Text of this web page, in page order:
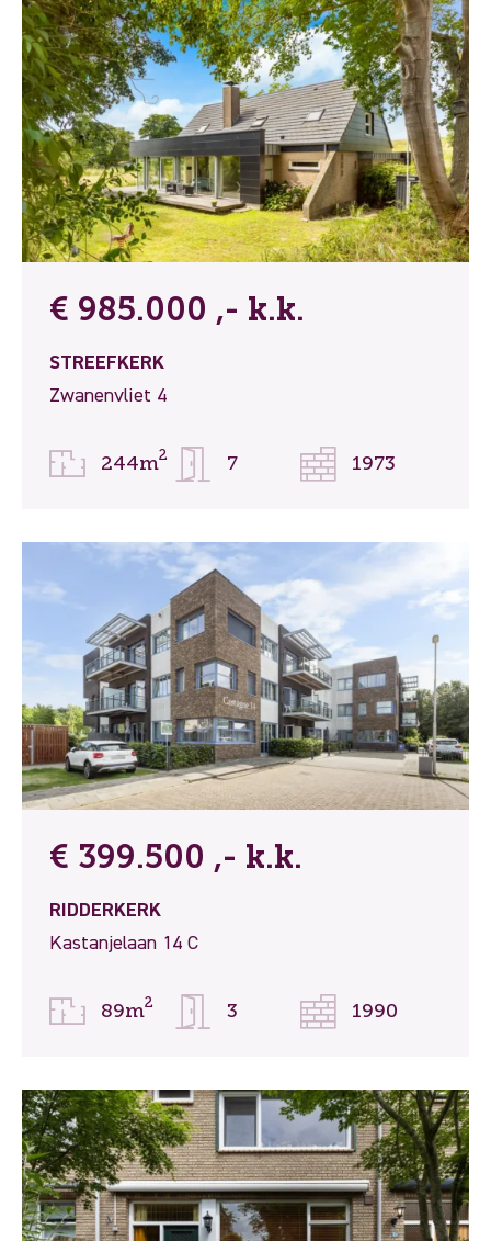
€ 985.000 ,- k.k.
STREEFKERK
Zwanenvliet 4
244m2 7 1973
€ 399.500 ,- k.k.
RIDDERKERK
Kastanjelaan 14 C
89m2 3 1990